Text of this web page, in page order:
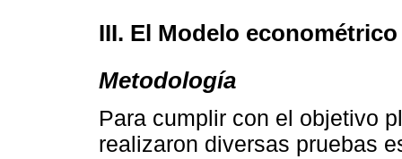
III. El Modelo econométrico
Metodología
Para cumplir con el objetivo
realizaron diversas pruebas